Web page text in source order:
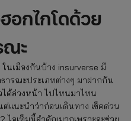
อกไกโดด้วย
ณะ
นเมืองกันบ้าง insurverse มี
ารณะประเภทต่างๆ มาฝากกัน
ได้ล่วงหน้า ไปไหนมาไหน
แนะนำว่าก่อนเดินทาง เช็คด่วน